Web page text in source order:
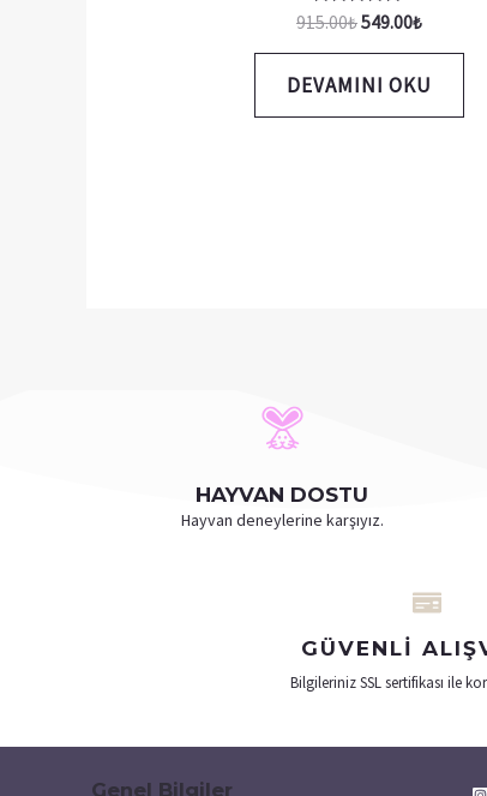
5 üzerinden
oy aldı
915.00₺549.00₺
DEVAMINI OKU
HAYVAN DOSTU
Hayvan deneylerine karşıyız.
GÜVENLI
Bilgileriniz SSL sertifikası ile
Genel Bilgiler